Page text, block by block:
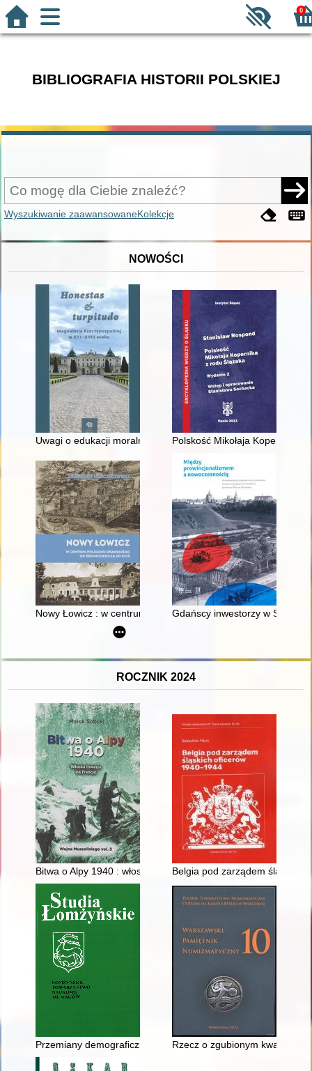
0
BIBLIOGRAFIA HISTORII POLSKIEJ
Wyszukiwanie zaawansowaneKolekcje
NOWOŚCI
Uwagi o edukacji moralnej synów szlacheckich w XVI-
Polskość Mikołaja Kopernika z
Nowy Łowicz : w centrum poligonu drawskiego od
Gdańscy inwestorzy w
ROCZNIK 2024
Bitwa o Alpy 1940 : włoska inwazja na FrancjęBelgia pod zarządem śląskich
Przemiany demograficzne i społeczno-zawodowe
Rzecz o zgubionym kwartniku